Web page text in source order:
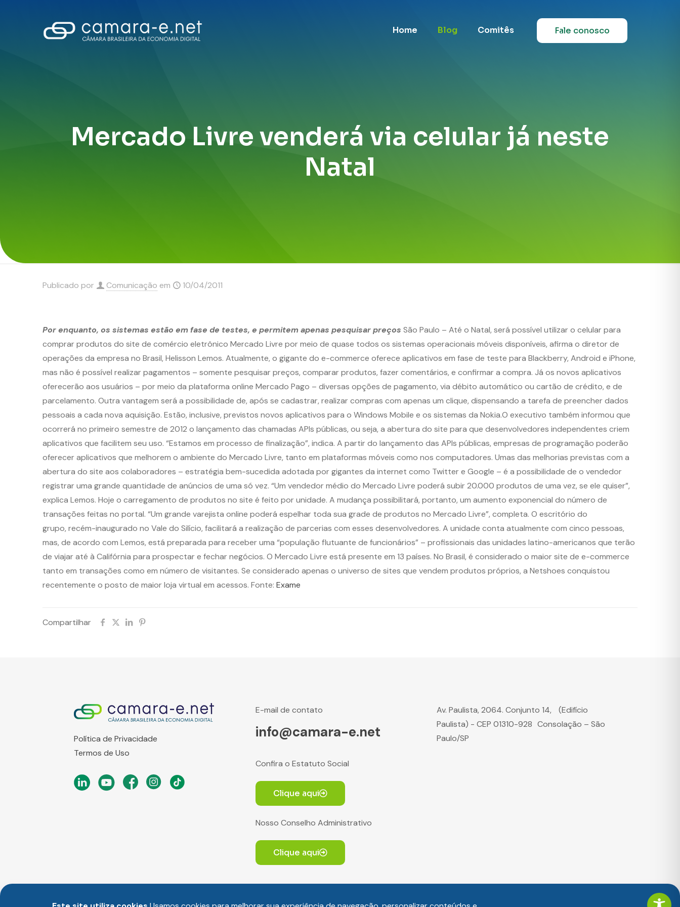
Home Blog Comitês Fale conosco
Mercado Livre venderá via celular já neste
Natal
Publicado por Comunicação em 10/04/2011
Por enquanto, os sistemas estão em fase de testes, e permitem apenas pesquisar preços São Paulo – Até o Natal, será possível utilizar o celular para
comprar produtos do site de comércio eletrônico Mercado Livre por meio de quase todos os sistemas operacionais móveis disponíveis, afirma o diretor de
operações da empresa no Brasil, Helisson Lemos. Atualmente, o gigante do e-commerce oferece aplicativos em fase de teste para Blackberry, Android e iPhone,
mas não é possível realizar pagamentos – somente pesquisar preços, comparar produtos, fazer comentários, e confirmar a compra. Já os novos aplicativos
oferecerão aos usuários – por meio da plataforma online Mercado Pago – diversas opções de pagamento, via débito automático ou cartão de crédito, e de
parcelamento. Outra vantagem será a possibilidade de, após se cadastrar, realizar compras com apenas um clique, dispensando a tarefa de preencher dados
pessoais a cada nova aquisição. Estão, inclusive, previstos novos aplicativos para o Windows Mobile e os sistemas da Nokia.O executivo também informou que
ocorrerá no primeiro semestre de 2012 o lançamento das chamadas APIs públicas, ou seja, a abertura do site para que desenvolvedores independentes criem
aplicativos que facilitem seu uso. “Estamos em processo de finalização”, indica. A partir do lançamento das APIs públicas, empresas de programação poderão
oferecer aplicativos que melhorem o ambiente do Mercado Livre, tanto em plataformas móveis como nos computadores. Umas das melhorias previstas com a
abertura do site aos colaboradores – estratégia bem-sucedida adotada por gigantes da internet como Twitter e Google – é a possibilidade de o vendedor
registrar uma grande quantidade de anúncios de uma só vez. “Um vendedor médio do Mercado Livre poderá subir 20.000 produtos de uma vez, se ele quiser”,
explica Lemos. Hoje o carregamento de produtos no site é feito por unidade. A mudança possibilitará, portanto, um aumento exponencial do número de
transações feitas no portal. “Um grande varejista online poderá espelhar toda sua grade de produtos no Mercado Livre”, completa. O escritório do
grupo, recém-inaugurado no Vale do Silício, facilitará a realização de parcerias com esses desenvolvedores. A unidade conta atualmente com cinco pessoas,
mas, de acordo com Lemos, está preparada para receber uma “população flutuante de funcionários” – profissionais das unidades latino-americanos que terão
de viajar até à Califórnia para prospectar e fechar negócios. O Mercado Livre está presente em 13 países. No Brasil, é considerado o maior site de e-commerce
tanto em transações como em número de visitantes. Se considerado apenas o universo de sites que vendem produtos próprios, a Netshoes conquistou
recentemente o posto de maior loja virtual em acessos. Fonte: Exame
Compartilhar
Política de Privacidade
Termos de Uso
E-mail de contato
info@camara-e.net
Confira o Estatuto Social
Clique aqui
Nosso Conselho Administrativo
Clique aqui
Av. Paulista, 2064. Conjunto 14, (Edifício
Paulista) - CEP 01310-928 Consolação – São
Paulo/SP